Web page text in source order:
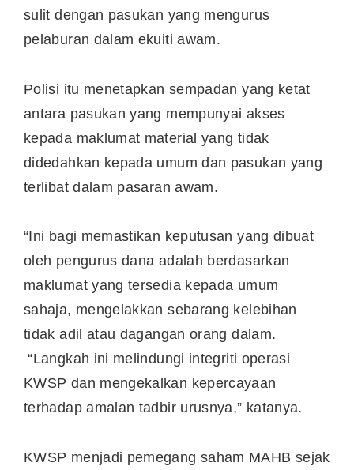
sulit dengan pasukan yang mengurus
pelaburan dalam ekuiti awam.
Polisi itu menetapkan sempadan yang ketat
antara pasukan yang mempunyai akses
kepada maklumat material yang tidak
didedahkan kepada umum dan pasukan yang
terlibat dalam pasaran awam.
“Ini bagi memastikan keputusan yang dibuat
oleh pengurus dana adalah berdasarkan
maklumat yang tersedia kepada umum
sahaja, mengelakkan sebarang kelebihan
tidak adil atau dagangan orang dalam.
“Langkah ini melindungi integriti operasi
KWSP dan mengekalkan kepercayaan
terhadap amalan tadbir urusnya,” katanya.
KWSP menjadi pemegang saham MAHB sejak